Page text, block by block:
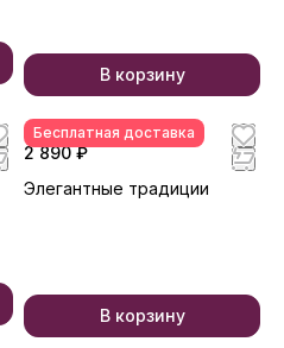
В корзину
Бесплатная доставка
2 890 ₽
Элегантные традиции
В корзину